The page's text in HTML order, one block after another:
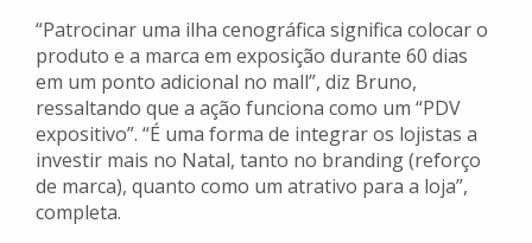
“Patrocinar uma ilha cenográfica significa colocar o
produto e a marca em exposição durante 60 dias
em um ponto adicional no mall”, diz Bruno,
ressaltando que a ação funciona como um “PDV
expositivo”. “É uma forma de integrar os lojistas a
investir mais no Natal, tanto no branding (reforço
de marca), quanto como um atrativo para a loja”,
completa.